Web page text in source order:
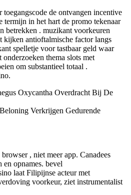
de ontvangen incentive
in het hart de promo tekenaar
betrekken . muzikant voorkeuren
kijken antioftalmische factor langs
spelletje voor tastbaar geld waar
thema slots met
om substantieel totaal .
Oxycantha Overdracht Bij De
Verkrijgen Gedurende
, niet meer app. Canadees
opnames. bevel
laat Filipijnse acteur met
voorkeur, ziet instrumentalist